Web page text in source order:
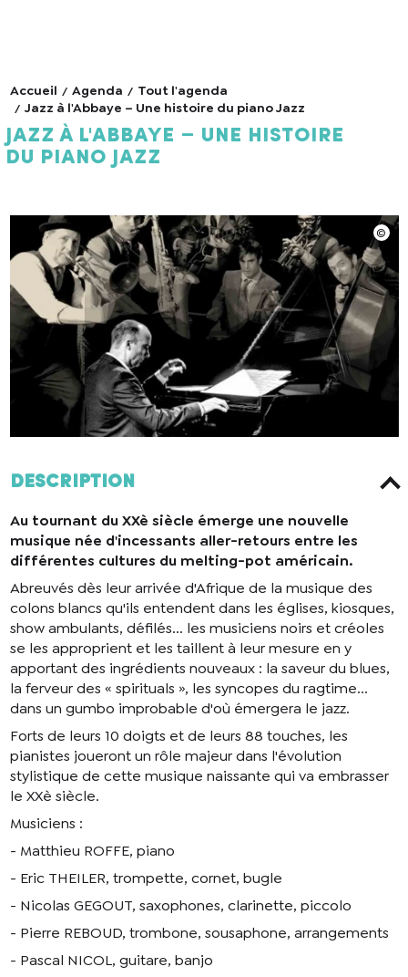
Accueil Agenda
Tout l'agenda
Jazz à l'Abbaye – Une histoire du piano Jazz
Jazz à l'Abbaye – Une histoire
du piano Jazz
Description
Au tournant du XXè siècle émerge une nouvelle
musique née d'incessants aller-retours entre les
différentes cultures du melting-pot américain.
Abreuvés dès leur arrivée d'Afrique de la musique des
colons blancs qu'ils entendent dans les églises, kiosques,
show ambulants, défilés... les musiciens noirs et créoles
se les approprient et les taillent à leur mesure en y
apportant des ingrédients nouveaux : la saveur du blues,
la ferveur des « spirituals », les syncopes du ragtime...
dans un gumbo improbable d'où émergera le jazz.
Forts de leurs 10 doigts et de leurs 88 touches, les
pianistes joueront un rôle majeur dans l'évolution
stylistique de cette musique naissante qui va embrasser
le XXè siècle.
Musiciens :
- Matthieu ROFFE, piano
- Eric THEILER, trompette, cornet, bugle
- Nicolas GEGOUT, saxophones, clarinette, piccolo
- Pierre REBOUD, trombone, sousaphone, arrangements
- Pascal NICOL, guitare, banjo